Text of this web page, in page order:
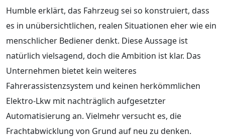
Humble erklärt, das Fahrzeug sei so konstruiert, dass
es in unübersichtlichen, realen Situationen eher wie ein
menschlicher Bediener denkt. Diese Aussage ist
natürlich vielsagend, doch die Ambition ist klar. Das
Unternehmen bietet kein weiteres
Fahrerassistenzsystem und keinen herkömmlichen
Elektro-Lkw mit nachträglich aufgesetzter
Automatisierung an. Vielmehr versucht es, die
Frachtabwicklung von Grund auf neu zu denken.